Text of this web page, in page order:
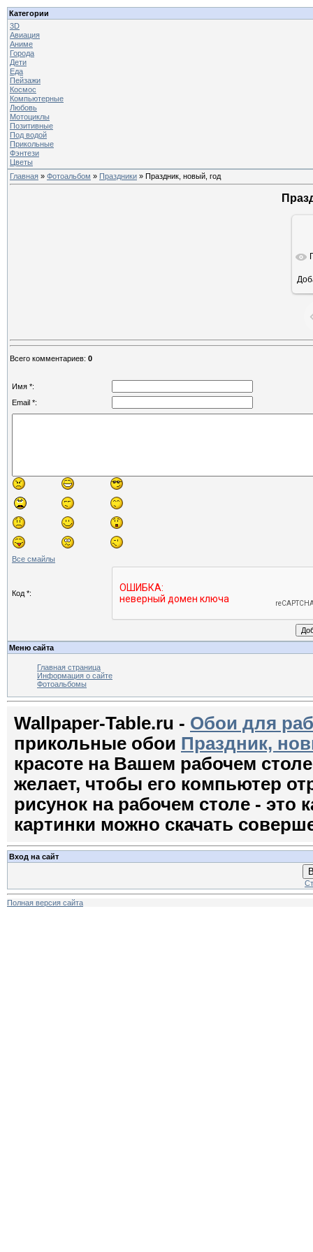
Категории
3D
Авиация
Аниме
Города
Дети
Еда
Пейзажи
Космос
Компьютерные
Любовь
Мотоциклы
Позитивные
Под водой
Прикольные
Фэнтези
Цветы
Главная » Фотоальбом » Праздники » Праздник, новый, год
Всего комментариев: 0
Имя *:
Email *:
Все смайлы
Код *:
Меню сайта
Главная страница
Информация о сайте
Фотоальбомы
Wallpaper-Table.ru - Обои для
прикольные обои Праздник,
красоте на Вашем рабочем
желает, чтобы его компьютер
рисунок на рабочем столе - это
картинки можно скачать
Вход на сайт
Полная версия сайта